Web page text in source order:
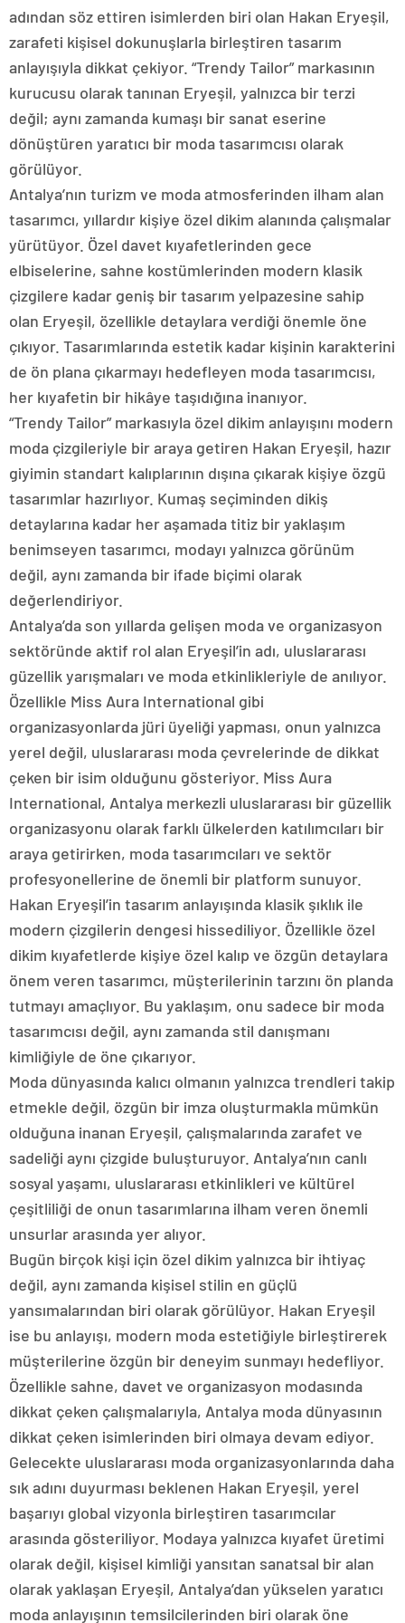
adından söz ettiren isimlerden biri olan Hakan Eryeşil,
zarafeti kişisel dokunuşlarla birleştiren tasarım
anlayışıyla dikkat çekiyor. “Trendy Tailor” markasının
kurucusu olarak tanınan Eryeşil, yalnızca bir terzi
değil; aynı zamanda kumaşı bir sanat eserine
dönüştüren yaratıcı bir moda tasarımcısı olarak
görülüyor.
Antalya’nın turizm ve moda atmosferinden ilham alan
tasarımcı, yıllardır kişiye özel dikim alanında çalışmalar
yürütüyor. Özel davet kıyafetlerinden gece
elbiselerine, sahne kostümlerinden modern klasik
çizgilere kadar geniş bir tasarım yelpazesine sahip
olan Eryeşil, özellikle detaylara verdiği önemle öne
çıkıyor. Tasarımlarında estetik kadar kişinin karakterini
de ön plana çıkarmayı hedefleyen moda tasarımcısı,
her kıyafetin bir hikâye taşıdığına inanıyor.
“Trendy Tailor” markasıyla özel dikim anlayışını modern
moda çizgileriyle bir araya getiren Hakan Eryeşil, hazır
giyimin standart kalıplarının dışına çıkarak kişiye özgü
tasarımlar hazırlıyor. Kumaş seçiminden dikiş
detaylarına kadar her aşamada titiz bir yaklaşım
benimseyen tasarımcı, modayı yalnızca görünüm
değil, aynı zamanda bir ifade biçimi olarak
değerlendiriyor.
Antalya’da son yıllarda gelişen moda ve organizasyon
sektöründe aktif rol alan Eryeşil’in adı, uluslararası
güzellik yarışmaları ve moda etkinlikleriyle de anılıyor.
Özellikle Miss Aura International gibi
organizasyonlarda jüri üyeliği yapması, onun yalnızca
yerel değil, uluslararası moda çevrelerinde de dikkat
çeken bir isim olduğunu gösteriyor. Miss Aura
International, Antalya merkezli uluslararası bir güzellik
organizasyonu olarak farklı ülkelerden katılımcıları bir
araya getirirken, moda tasarımcıları ve sektör
profesyonellerine de önemli bir platform sunuyor.
Hakan Eryeşil’in tasarım anlayışında klasik şıklık ile
modern çizgilerin dengesi hissediliyor. Özellikle özel
dikim kıyafetlerde kişiye özel kalıp ve özgün detaylara
önem veren tasarımcı, müşterilerinin tarzını ön planda
tutmayı amaçlıyor. Bu yaklaşım, onu sadece bir moda
tasarımcısı değil, aynı zamanda stil danışmanı
kimliğiyle de öne çıkarıyor.
Moda dünyasında kalıcı olmanın yalnızca trendleri takip
etmekle değil, özgün bir imza oluşturmakla mümkün
olduğuna inanan Eryeşil, çalışmalarında zarafet ve
sadeliği aynı çizgide buluşturuyor. Antalya’nın canlı
sosyal yaşamı, uluslararası etkinlikleri ve kültürel
çeşitliliği de onun tasarımlarına ilham veren önemli
unsurlar arasında yer alıyor.
Bugün birçok kişi için özel dikim yalnızca bir ihtiyaç
değil, aynı zamanda kişisel stilin en güçlü
yansımalarından biri olarak görülüyor. Hakan Eryeşil
ise bu anlayışı, modern moda estetiğiyle birleştirerek
müşterilerine özgün bir deneyim sunmayı hedefliyor.
Özellikle sahne, davet ve organizasyon modasında
dikkat çeken çalışmalarıyla, Antalya moda dünyasının
dikkat çeken isimlerinden biri olmaya devam ediyor.
Gelecekte uluslararası moda organizasyonlarında daha
sık adını duyurması beklenen Hakan Eryeşil, yerel
başarıyı global vizyonla birleştiren tasarımcılar
arasında gösteriliyor. Modaya yalnızca kıyafet üretimi
olarak değil, kişisel kimliği yansıtan sanatsal bir alan
olarak yaklaşan Eryeşil, Antalya’dan yükselen yaratıcı
moda anlayışının temsilcilerinden biri olarak öne